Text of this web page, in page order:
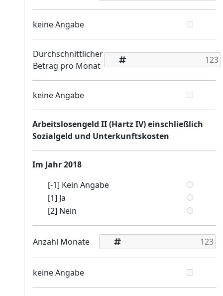
keine Angabe
Durchschnittlicher
Betrag pro Monat
keine Angabe
Arbeitslosengeld II (Hartz IV) einschließlich
Sozialgeld und Unterkunftskosten
Im Jahr 2018
[-1] Kein Angabe
[1] Ja
[2] Nein
Anzahl Monate
keine Angabe